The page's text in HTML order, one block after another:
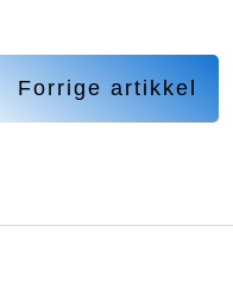
Forrige artikkel